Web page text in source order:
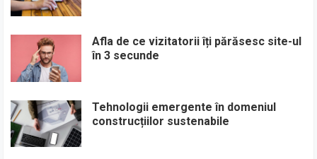
Afla de ce vizitatorii îți părăsesc site-ul
în 3 secunde
Tehnologii emergente în domeniul
construcțiilor sustenabile